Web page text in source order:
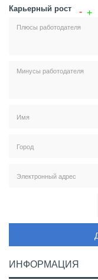
Карьерный рост
ИНФОРМАЦИЯ